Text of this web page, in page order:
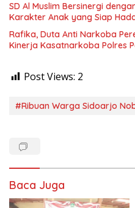
SD Al Muslim Bersinergi
Karakter Anak yang Siap
Rafika, Duta Anti Narkoba
Kinerja Kasatnarkoba Polres
Post Views: 2
#Ribuan Warga Sidoarjo
Baca Juga